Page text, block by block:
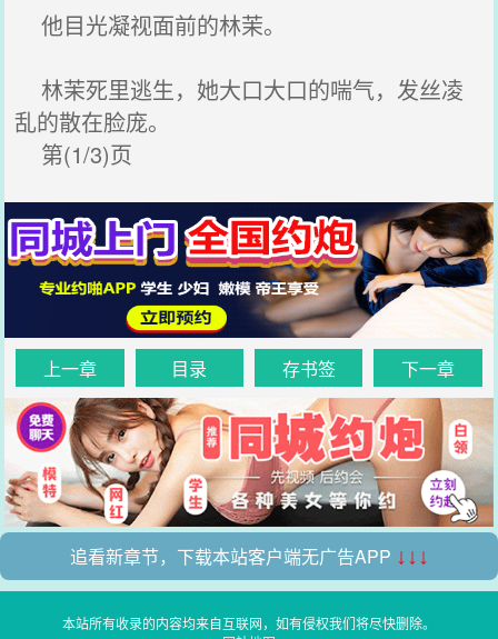
他目光凝视面前的林茉。
林茉死里逃生，她大口大口的喘气，发丝凌
乱的散在脸庞。
第(1/3)页
上一章 目录 存书签 下一章
追看新章节，下载本站客户端无广告APP ↓↓↓
本站所有收录的内容均来自互联网，如有侵权我们将尽快删除。